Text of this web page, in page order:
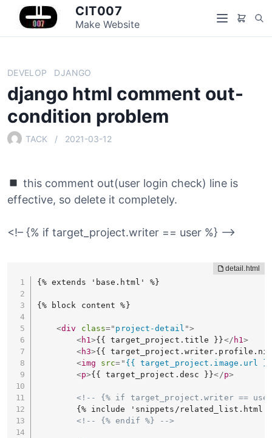
i
CIT007
Make Website
M
e
S
e
DEVELOP DJANGO
django html comment out-
condition problem
TACK 2021-03-12
this comment out(user login check) line is
effective, so delete it completely.
<!– {% if target_project.writer == user %} –>
{% extends 'base.html' %}
{% block content %}
<div class=" project-detail ">
<h1 >{{ target_project.title }}</ h1 >
<h3>{{
<img src= " {{ target_project.image.url
<p>{{ target_project.desc }}</p>
<!-- {% if target_project.writer ==
{% include 'snippets/
<!-- {% endif %} -->